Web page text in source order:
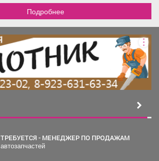
Подробнее
ТРЕБУЕТСЯ - МЕНЕДЖЕР ПО ПРОДАЖАМ
автозапчастей